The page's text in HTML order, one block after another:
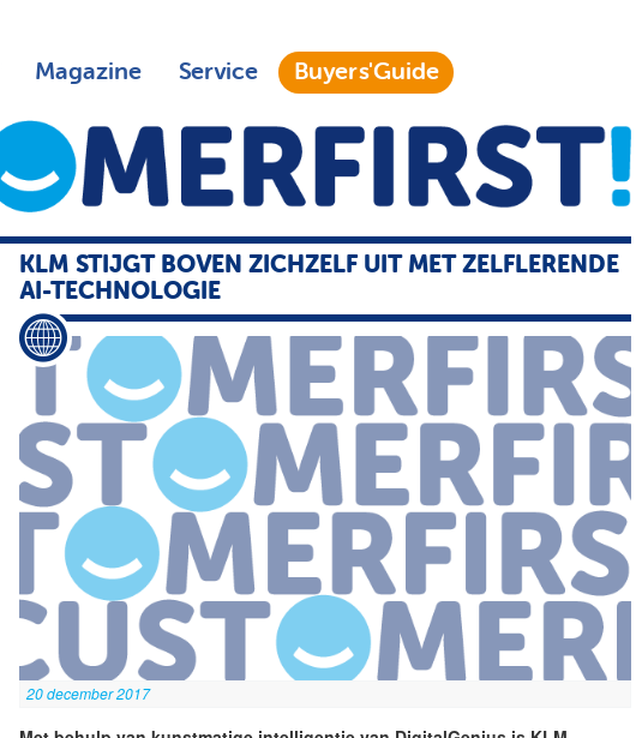
Magazine Service Buyers'Guide
KLM STIJGT BOVEN ZICHZELF UIT MET ZELFLERENDE
AI-TECHNOLOGIE
20 december 2017